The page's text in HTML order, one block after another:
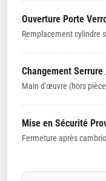
Ouverture Porte
Remplacement cylindre
Changement
Main d'œuvre (hors
Mise en Sécurité
Fermeture après